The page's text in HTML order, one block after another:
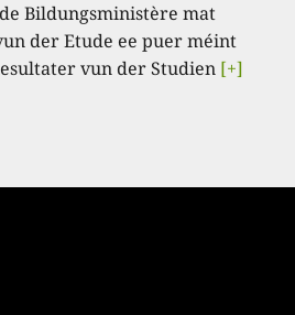
Bildungsministère mat
der Etude ee puer méint
vun der Studien [+]